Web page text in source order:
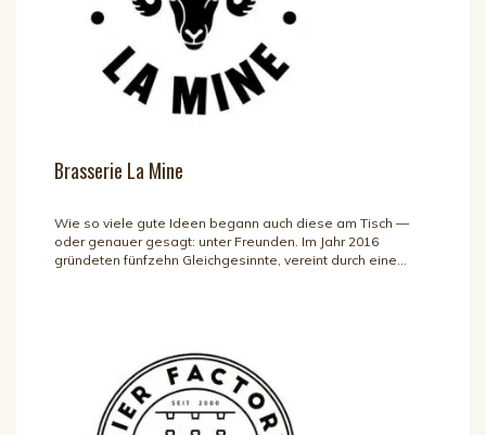
Brasserie La Mine
Wie so viele gute Ideen begann auch diese am Tisch —
oder genauer gesagt: unter Freunden. Im Jahr 2016
gründeten fünfzehn Gleichgesinnte, vereint durch eine...